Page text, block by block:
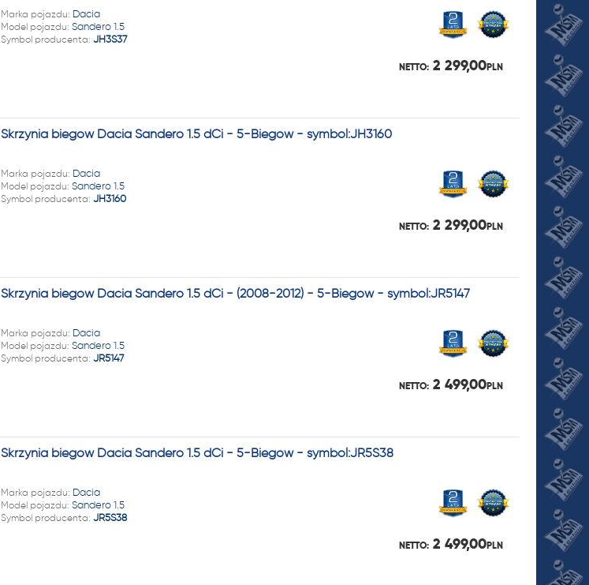
Marka pojazdu: Dacia
Model pojazdu: Sandero 1.5
Symbol producenta: JH3S37
NETTO: 2 299,00PLN
Skrzynia biegów Dacia Sandero 1.5 dCi - 5-Biegów - symbol:JH3160
Marka pojazdu: Dacia
Model pojazdu: Sandero 1.5
Symbol producenta: JH3160
NETTO: 2 299,00PLN
Skrzynia biegów Dacia Sandero 1.5 dCi - (2008-2012) - 5-Biegów - symbol:JR5147
Marka pojazdu: Dacia
Model pojazdu: Sandero 1.5
Symbol producenta: JR5147
NETTO: 2 499,00PLN
Skrzynia biegów Dacia Sandero 1.5 dCi - 5-Biegów - symbol:JR5S38
Marka pojazdu: Dacia
Model pojazdu: Sandero 1.5
Symbol producenta: JR5S38
NETTO: 2 499,00PLN